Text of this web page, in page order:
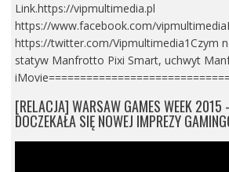
Link.https://vipmultimedia.pl
https://www.facebook.com/
https://twitter.com/Vipmultimedia1Czym
statyw Manfrotto Pixi Smart, uchwyt
[RELACJA] WARSAW GAMES WEEK
DOCZEKAŁA SIĘ NOWEJ IMPREZY